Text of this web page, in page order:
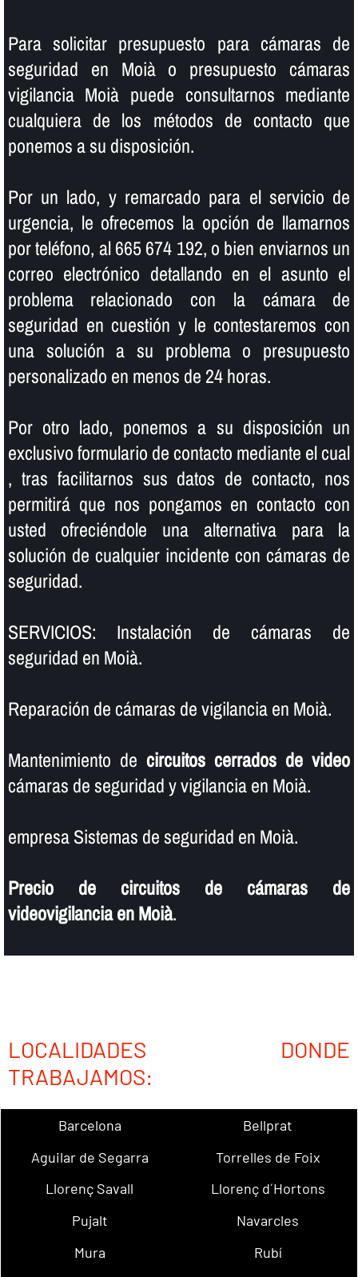
Para solicitar presupuesto para cámaras de
seguridad en Moià o presupuesto cámaras
vigilancia Moià puede consultarnos mediante
cualquiera de los métodos de contacto que
ponemos a su disposición.
Por un lado, y remarcado para el servicio de
urgencia, le ofrecemos la opción de llamarnos
por teléfono, al 665 674 192, o bien enviarnos un
correo electrónico detallando en el asunto el
problema relacionado con la cámara de
seguridad en cuestión y le contestaremos con
una solución a su problema o presupuesto
personalizado en menos de 24 horas.
Por otro lado, ponemos a su disposición un
exclusivo formulario de contacto mediante el cual
, tras facilitarnos sus datos de contacto, nos
permitirá que nos pongamos en contacto con
usted ofreciéndole una alternativa para la
solución de cualquier incidente con cámaras de
seguridad.
SERVICIOS: Instalación de cámaras de
seguridad en Moià.
Reparación de cámaras de vigilancia en Moià.
Mantenimiento de circuitos cerrados de video
cámaras de seguridad y vigilancia en Moià.
empresa Sistemas de seguridad en Moià.
Precio de circuitos de cámaras de
videovigilancia en Moià.
LOCALIDADES DONDE
TRABAJAMOS:
Barcelona
Bellprat
Aguilar de Segarra
Torrelles de Foix
Llorenç Savall
Llorenç d´Hortons
Pujalt
Navarcles
Mura
Rubí